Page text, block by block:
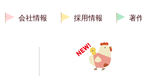
会社情報 採用情報 著